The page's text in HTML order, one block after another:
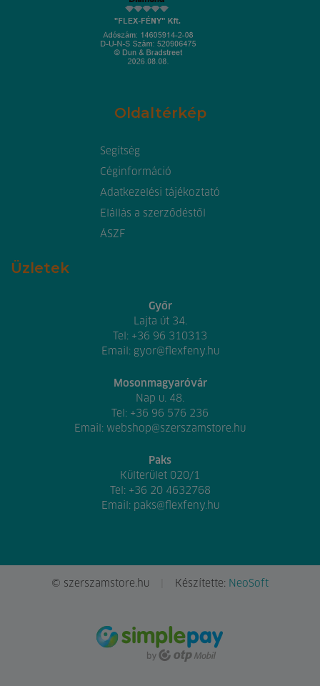
Oldaltérkép
Segítség
Céginformáció
Adatkezelési tájékoztató
Elállás a szerződéstől
ÁSZF
Üzletek
Győr
Lajta út 34.
Tel: +36 96 310313
Email: gyor@flexfeny.hu
Mosonmagyaróvár
Nap u. 48.
Tel: +36 96 576 236
Email: webshop@szerszamstore.hu
Paks
Külterület 020/1
Tel: +36 20 4632768
Email: paks@flexfeny.hu
© szerszamstore.hu Készítette: NeoSoft